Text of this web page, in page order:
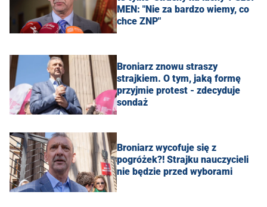
MEN: "Nie za bardzo wiemy, co
chce ZNP"
Broniarz znowu straszy
strajkiem. O tym, jaką formę
przyjmie protest - zdecyduje
sondaż
Broniarz wycofuje się z
pogróżek?! Strajku nauczycieli
nie będzie przed wyborami